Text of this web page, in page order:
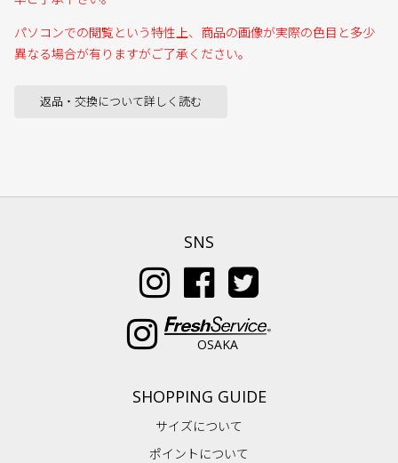
パソコンでの閲覧という特性上、商品の画像が実際の色目と多少
異なる場合が有りますがご了承ください。
返品・交換について詳しく読む
SNS
OSAKA
SHOPPING GUIDE
サイズについて
ポイントについて